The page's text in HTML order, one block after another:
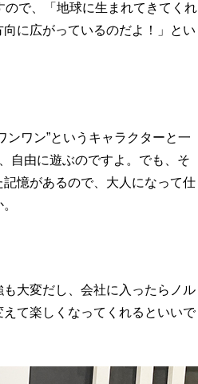
で、「地球に生まれてきてくれ
に広がっているのだよ！」とい
ワン”というキャラクターと一
自由に遊ぶのですよ。でも、そ
憶があるので、大人になって仕
大変だし、会社に入ったらノル
て楽しくなってくれるといいで